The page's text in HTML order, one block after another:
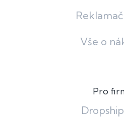
Vše o
Pro